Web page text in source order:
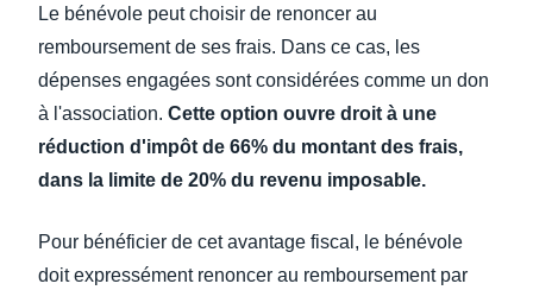
Le bénévole peut choisir de renoncer au
remboursement de ses frais. Dans ce cas, les
dépenses engagées sont considérées comme un don
à l'association. Cette option ouvre droit à une
réduction d'impôt de 66% du montant des frais,
dans la limite de 20% du revenu imposable.
Pour bénéficier de cet avantage fiscal, le bénévole
doit expressément renoncer au remboursement par